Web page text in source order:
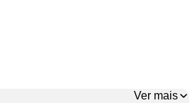
Ver mais